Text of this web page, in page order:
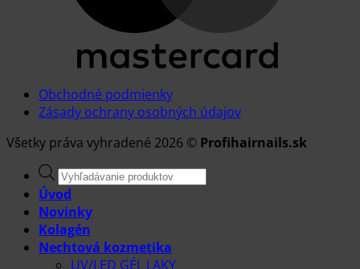
Obchodné podmienky
Zásady ochrany osobných údajov
Všetky práva vyhradené 2026 © Profihairnails.sk
Products
search
Úvod
Novinky
Kolagén
Nechtová kozmetika
UV/LED GÉL LAKY